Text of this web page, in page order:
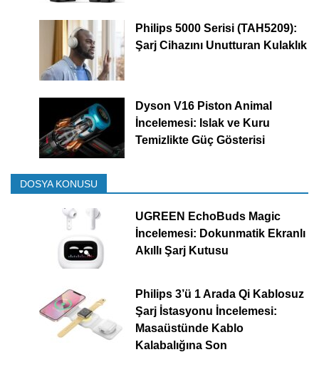
Philips 5000 Serisi (TAH5209):
Şarj Cihazını Unutturan Kulaklık
Dyson V16 Piston Animal
İncelemesi: Islak ve Kuru
Temizlikte Güç Gösterisi
DOSYA KONUSU
UGREEN EchoBuds Magic
İncelemesi: Dokunmatik Ekranlı
Akıllı Şarj Kutusu
Philips 3’ü 1 Arada Qi Kablosuz
Şarj İstasyonu İncelemesi:
Masaüstünde Kablo
Kalabalığına Son